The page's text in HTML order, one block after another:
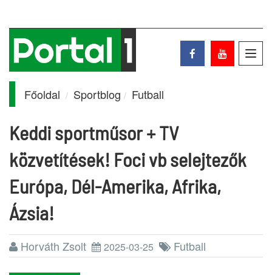
Főoldal Sportblog Futball
Keddi sportműsor + TV
közvetítések! Foci vb selejtezők
Európa, Dél-Amerika, Afrika,
Ázsia!
Horváth Zsolt 2025-03-25 Futball